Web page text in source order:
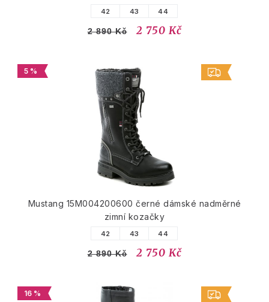
42 43 44
2 890 Kč 2 750 Kč
5 %
Mustang 15M004200600 černé dámské nadměrné
zimní kozačky
42 43 44
2 890 Kč 2 750 Kč
16 %